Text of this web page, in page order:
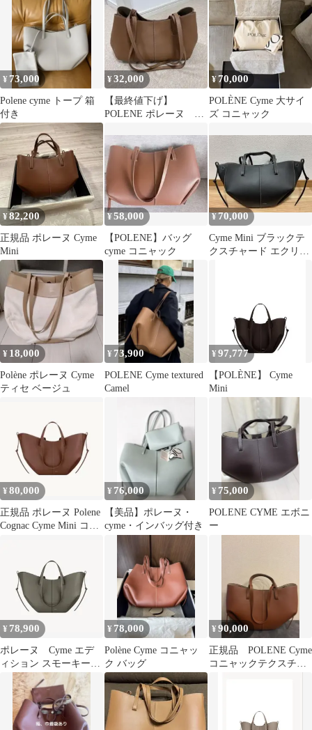
¥ 73,000
Polene cyme トープ 箱
付き
¥32,000
【最終値下げ】
POLENE ポレーヌ
¥70,000
POLÈNE Cyme 大サイ
ズ コニャック
¥82,200
正規品 ポレーヌ Cyme
Mini
¥58,000
【POLENE】バッグ
cyme コニャック
¥70,000
Cyme Mini ブラックテ
クスチャード エクリュ
¥ 18,000
Polène ポレーヌ Cyme
ティセ ベージュ
¥ 73,900
POLENE Cyme textured
Camel
¥ 97,777
【POLÈNE】 Cyme
Mini
¥80,000
正規品 ポレーヌ Polene
Cognac Cyme Mini コニ
¥ 76,000
【美品】ポレーヌ・
cyme・インバッグ付き
¥ 75,000
POLENE CYME エボニ
ー
¥ 78,900
ポレーヌ Cyme エデ
ィション スモーキーグ
リーン テクスチャード
¥ 78,000
Polène Cyme コニャッ
ク バッグ
¥90,000
正規品 POLENE Cyme
コニャックテクスチャ